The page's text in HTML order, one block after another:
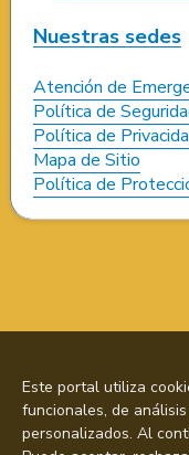
Nuestras sedes
Atención de
Política de
Política de
Mapa de Sitio
Política de
Este portal utiliza
funcionales, de
personalizados. Al